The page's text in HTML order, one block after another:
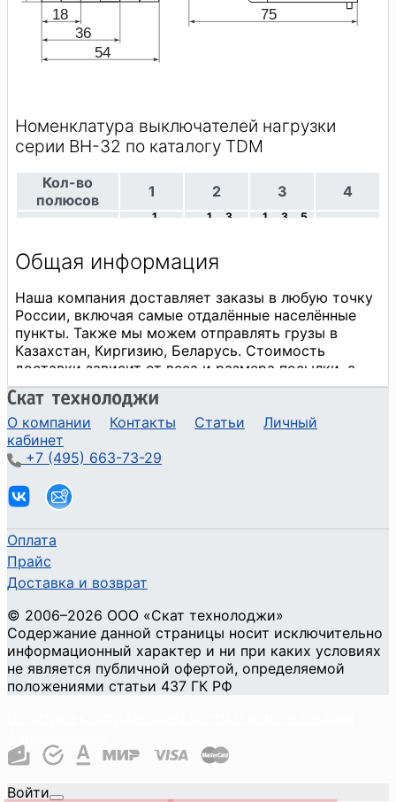
О компании Контакты Статьи
Личный
кабинет
+7 (495) 663-73-29
Оплата
Прайс
Доставка и возврат
© 2006–2026 ООО «Скат технолоджи»
Содержание данной страницы носит исключительно
информационный характер и ни при каких условиях
не является публичной офертой, определяемой
положениями статьи 437 ГК РФ
Войти